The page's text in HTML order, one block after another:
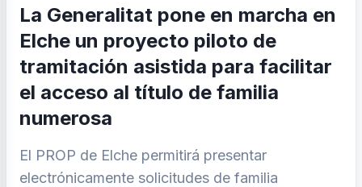
La Generalitat pone en marcha en
Elche un proyecto piloto de
tramitación asistida para facilitar
el acceso al título de familia
numerosa
El PROP de Elche permitirá presentar
electrónicamente solicitudes de familia